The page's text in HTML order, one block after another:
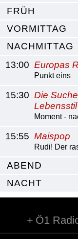
FRÜH
VORMITTAG
NACHMITTAG
13:00 Europas
Punkt eins
15:30 Die
Lebensstil
Moment -
15:55 Maispop
Rudi! Der
ABEND
NACHT
Ö1